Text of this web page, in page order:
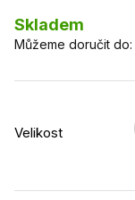
Skladem
Velikost
Můžeme doručit do: